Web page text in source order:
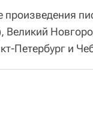
произведения
Великий
Петербург и